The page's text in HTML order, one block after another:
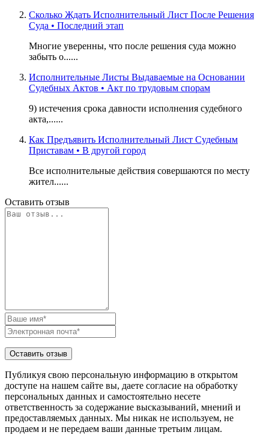
Сколько Ждать Исполнительный Лист После Решения
Суда • Последний этап
Многие уверенны, что после решения суда можно
забыть о......
Исполнительные Листы Выдаваемые на Основании
Судебных Актов • Акт по трудовым спорам
9) истечения срока давности исполнения судебного
акта,......
Как Предъявить Исполнительный Лист Судебным
Приставам • В другой город
Все исполнительные действия совершаются по месту
жител......
Оставить отзыв
Публикуя свою персональную информацию в открытом
доступе на нашем сайте вы, даете согласие на обработку
персональных данных и самостоятельно несете
ответственность за содержание высказываний, мнений и
предоставляемых данных. Мы никак не используем, не
продаем и не передаем ваши данные третьим лицам.